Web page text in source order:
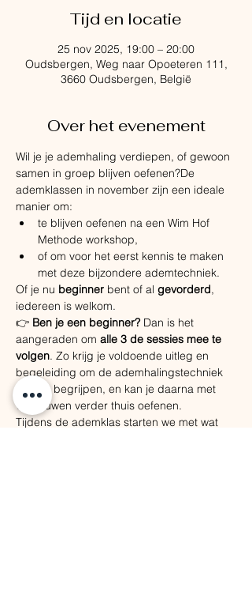
Tijd en locatie
25 nov 2025, 19:00 – 20:00
Oudsbergen, Weg naar Opoeteren 111,
3660 Oudsbergen, België
Over het evenement
Wil je je ademhaling verdiepen, of gewoon
samen in groep blijven oefenen?De
ademklassen in november zijn een ideale
manier om:
te blijven oefenen na een Wim Hof
Methode workshop,
of om voor het eerst kennis te maken
met deze bijzondere ademtechniek.
Of je nu beginner bent of al gevorderd,
iedereen is welkom.
👉 Ben je een beginner? Dan is het
aangeraden om alle 3 de sessies mee te
volgen. Zo krijg je voldoende uitleg en
begeleiding om de ademhalingstechniek
écht te begrijpen, en kan je daarna met
vertrouwen verder thuis oefenen.
Tijdens de ademklas starten we met wat